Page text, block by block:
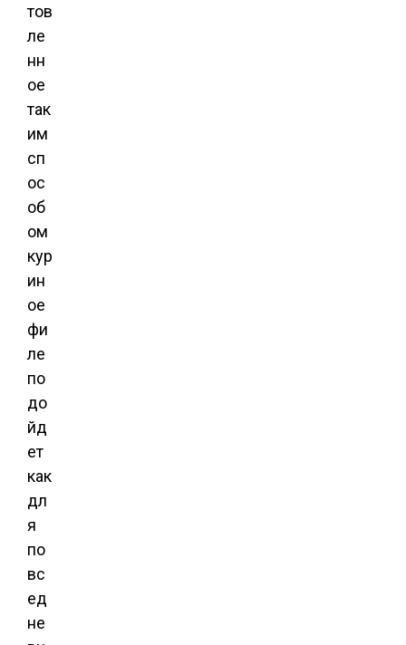
тов
ле
нн
ое
так
им
сп
ос
об
ом
кур
ин
ое
фи
ле
по
до
йд
ет
как
дл
я
по
вс
ед
не